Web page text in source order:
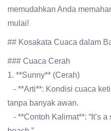
memudahkan Anda
mulai!
## Kosakata Cuaca dalam
### Cuaca Cerah
1. **Sunny** (Cerah)
- **Arti**: Kondisi cuaca
tanpa banyak awan.
- **Contoh Kalimat**: “It’s a